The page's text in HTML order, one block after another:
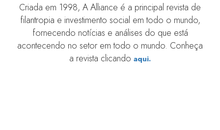
Criada em 1998, A Alliance é a principal revista de
filantropia e investimento social em todo o mundo,
fornecendo notícias e análises do que está
acontecendo no setor em todo o mundo. Conheça
a revista clicando aqui.